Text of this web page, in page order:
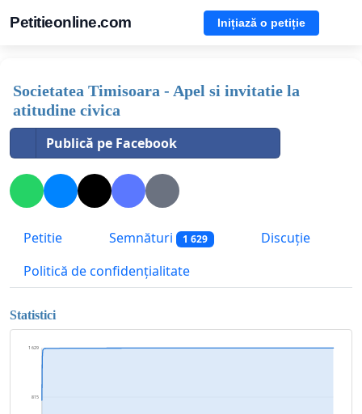
Petitieonline.com Inițiază o petiție
Societatea Timisoara - Apel si invitatie la
atitudine civica
Publică pe Facebook
Petitie Semnături 1 629
Discuție
Politică de confidențialitate
Statistici
815
1 629